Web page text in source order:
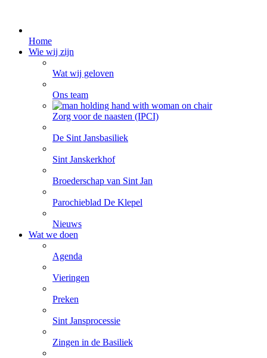
Home
Wie wij zijn
Wat wij geloven
Ons team
Zorg voor de naasten (IPCI)
De Sint Jansbasiliek
Sint Janskerkhof
Broederschap van Sint Jan
Parochieblad De Klepel
Nieuws
Wat we doen
Agenda
Vieringen
Preken
Sint Jansprocessie
Zingen in de Basiliek